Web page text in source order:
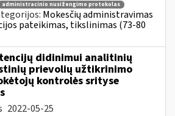
administracinio nusižengimo protokolas
Mokesčių administravimas
pateikimas, tikslinimas (73-80
didinimui analitinių
prievolių užtikrinimo
kontrolės srityse
2022-05-25